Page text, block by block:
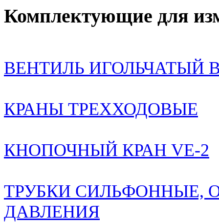
Комплектующие для
ВЕНТИЛЬ ИГОЛЬЧАТЫЙ
КРАНЫ ТРЕХХОДОВЫЕ
КНОПОЧНЫЙ КРАН VE-2
ТРУБКИ СИЛЬФОННЫЕ,
ДАВЛЕНИЯ